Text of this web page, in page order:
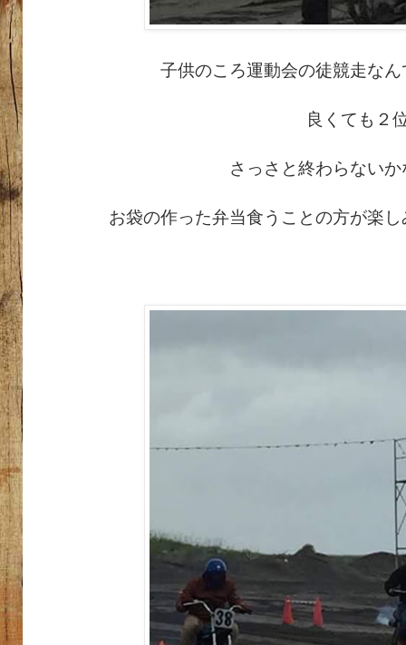
子供のころ運動会の徒競走な
良くても２
さっさと終わらない
お袋の作った弁当食うことの方が楽